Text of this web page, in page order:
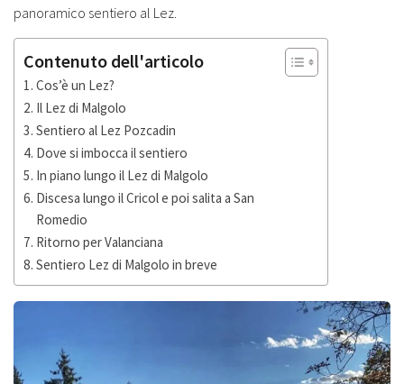
panoramico sentiero al Lez.
Contenuto dell'articolo
Cos’è un Lez?
Il Lez di Malgolo
Sentiero al Lez Pozcadin
Dove si imbocca il sentiero
In piano lungo il Lez di Malgolo
Discesa lungo il Cricol e poi salita a San
Romedio
Ritorno per Valanciana
Sentiero Lez di Malgolo in breve